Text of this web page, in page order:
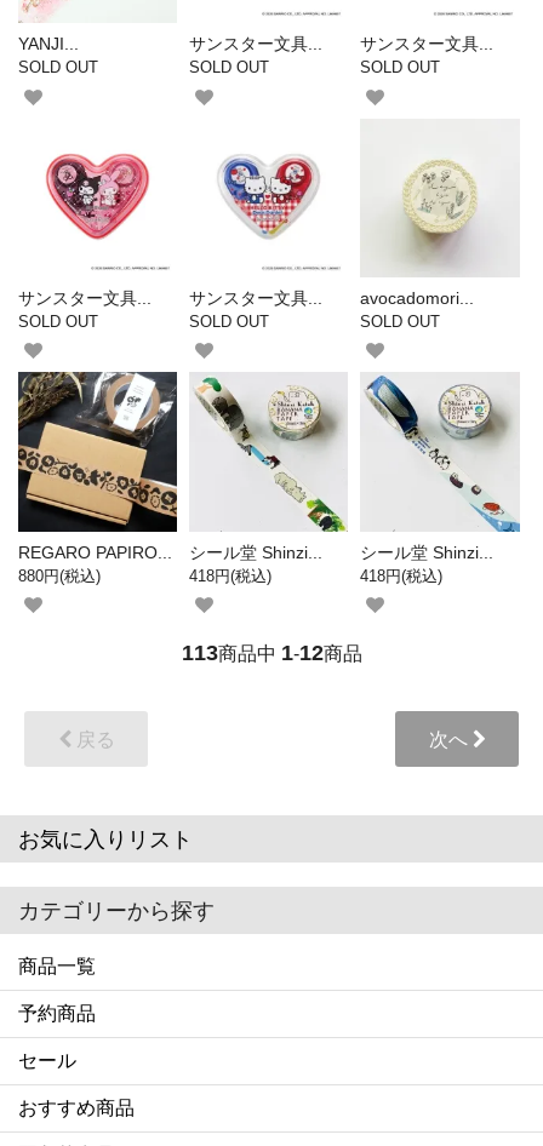
YANJI...
SOLD OUT
サンスター文具...
SOLD OUT
サンスター文具...
SOLD OUT
サンスター文具...
SOLD OUT
サンスター文具...
SOLD OUT
avocadomori...
SOLD OUT
REGARO PAPIRO...
880円(税込)
シール堂 Shinzi...
418円(税込)
シール堂 Shinzi...
418円(税込)
113商品中 1-12商品
戻る 次へ
お気に入りリスト
カテゴリーから探す
商品一覧
予約商品
セール
おすすめ商品